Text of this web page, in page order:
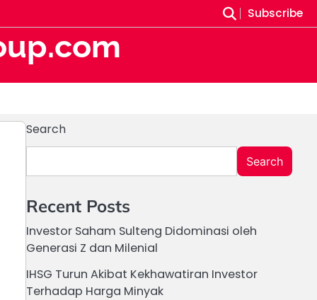
Subscribe
Search
Search
Recent Posts
Investor Saham Sulteng Didominasi oleh
Generasi Z dan Milenial
IHSG Turun Akibat Kekhawatiran Investor
Terhadap Harga Minyak